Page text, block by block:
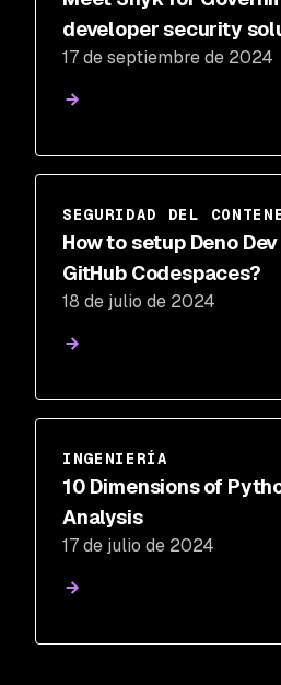
developer security
FedRAMP ATO
17 de septiembre de 2024
SEGURIDAD DEL
How to setup Deno
GitHub Codespaces?
18 de julio de 2024
INGENIERÍA
10 Dimensions of
Analysis
17 de julio de 2024